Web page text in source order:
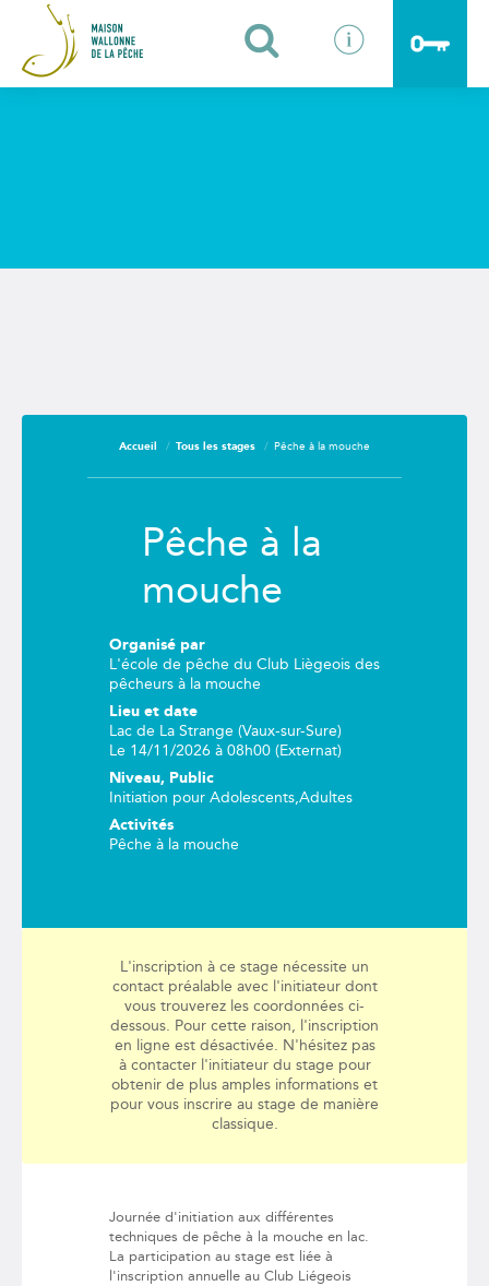
Accueil Tous les stages Pêche à la mouche
Pêche à la
mouche
Organisé par
L'école de pêche du Club Liègeois des
pêcheurs à la mouche
Lieu et date
Lac de La Strange (Vaux-sur-Sure)
Le 14/11/2026 à 08h00 (Externat)
Niveau, Public
Initiation pour Adolescents,Adultes
Activités
Pêche à la mouche
L'inscription à ce stage nécessite un
contact préalable avec l'initiateur dont
vous trouverez les coordonnées ci-
dessous. Pour cette raison, l'inscription
en ligne est désactivée. N'hésitez pas
à contacter l'initiateur du stage pour
obtenir de plus amples informations et
pour vous inscrire au stage de manière
classique.
Journée d'initiation aux différentes
techniques de pêche à la mouche en lac.
La participation au stage est liée à
l'inscription annuelle au Club Liégeois